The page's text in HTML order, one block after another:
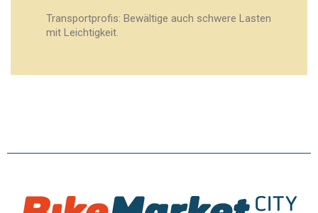
Transportprofis: Bewältige auch schwere Lasten
mit Leichtigkeit.